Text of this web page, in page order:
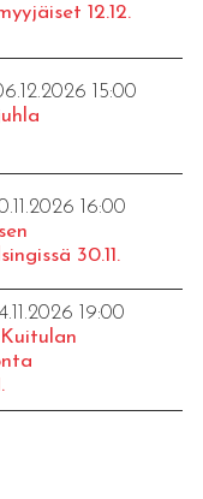
12.12.
15:00
16:00
30.11.
19:00